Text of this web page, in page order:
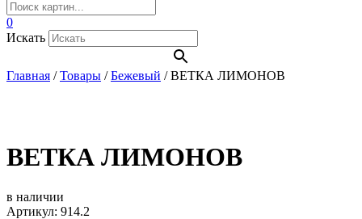
0
Искать
Главная /Товары /Бежевый /ВЕТКА ЛИМОНОВ
ВЕТКА ЛИМОНОВ
в наличии
Артикул: 914.2